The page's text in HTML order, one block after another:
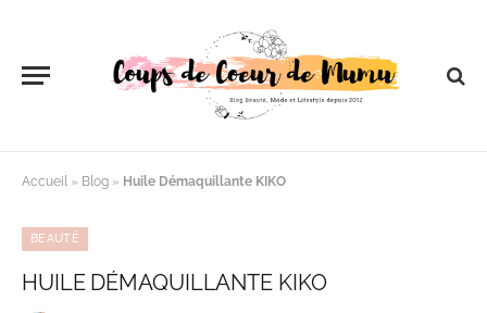
Accueil » Blog » Huile Démaquillante KIKO
BEAUTÉ
HUILE DÉMAQUILLANTE KIKO